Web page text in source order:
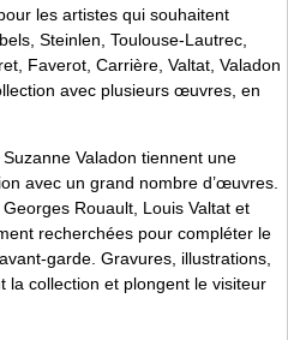
les artistes qui souhaitent
Steinlen, Toulouse-Lautrec,
Faverot, Carrière, Valtat, Valadon
avec plusieurs œuvres, en
Valadon tiennent une
avec un grand nombre d’œuvres.
Rouault, Louis Valtat et
recherchées pour compléter le
garde. Gravures, illustrations,
la collection et plongent le visiteur